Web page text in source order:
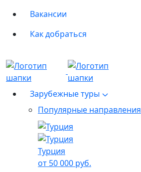
Вакансии
Как добраться
Зарубежные туры
Популярные направления
Турция
от 50 000 руб.